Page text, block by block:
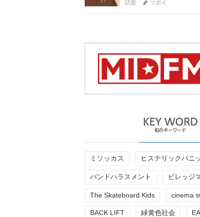
話題 ツボイ
ミソッカス ヒステリックパニ
バンドハラスメント ビレッジ
The Skateboard Kids cinema
BACK LIFT 緑黄色社会